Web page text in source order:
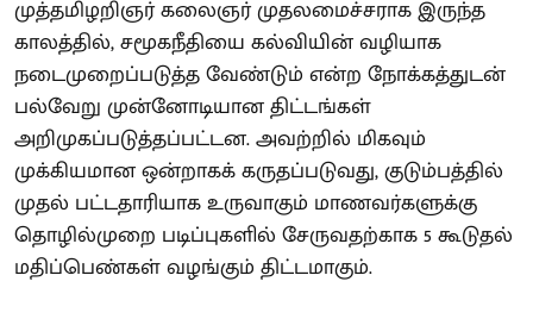
முத்தமிழறிஞர் கலைஞர் முதலமைச்சராக இருந்த
காலத்தில், சமூகநீதியை கல்வியின் வழியாக
நடைமுறைப்படுத்த வேண்டும் என்ற நோக்கத்துடன்
பல்வேறு முன்னோடியான திட்டங்கள்
அறிமுகப்படுத்தப்பட்டன. அவற்றில் மிகவும்
முக்கியமான ஒன்றாகக் கருதப்படுவது, குடும்பத்தில்
முதல் பட்டதாரியாக உருவாகும் மாணவர்களுக்கு
தொழில்முறை படிப்புகளில் சேருவதற்காக 5 கூடுதல்
மதிப்பெண்கள் வழங்கும் திட்டமாகும்.